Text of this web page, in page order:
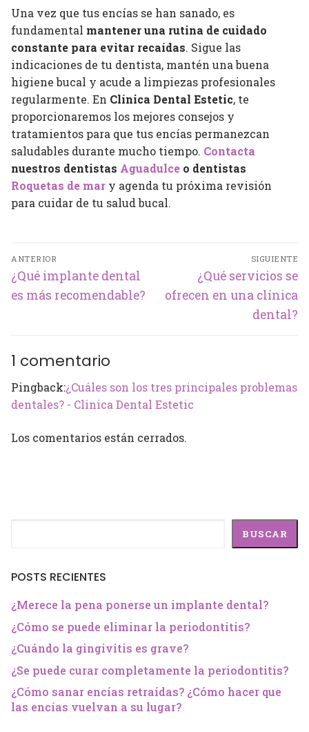
Una vez que tus encías se han sanado, es
fundamental mantener una rutina de cuidado
constante para evitar recaídas. Sigue las
indicaciones de tu dentista, mantén una buena
higiene bucal y acude a limpiezas profesionales
regularmente. En Clínica Dental Estetic, te
proporcionaremos los mejores consejos y
tratamientos para que tus encías permanezcan
saludables durante mucho tiempo. Contacta
nuestros dentistas Aguadulce o dentistas
Roquetas de mar y agenda tu próxima revisión
para cuidar de tu salud bucal.
Navegación
de
entradas
ANTERIOR
Entrada
anterior:
¿Qué implante dental
es más recomendable?
SIGUIENTE
Entrada
siguiente:
¿Qué servicios se
ofrecen en una clínica
dental?
1 comentario
Pingback:¿Cuáles son los tres principales problemas
dentales? - Clinica Dental Estetic
Los comentarios están cerrados.
BUSCAR
POSTS RECIENTES
¿Merece la pena ponerse un implante dental?
¿Cómo se puede eliminar la periodontitis?
¿Cuándo la gingivitis es grave?
¿Se puede curar completamente la periodontitis?
¿Cómo sanar encías retraídas? ¿Cómo hacer que
las encías vuelvan a su lugar?